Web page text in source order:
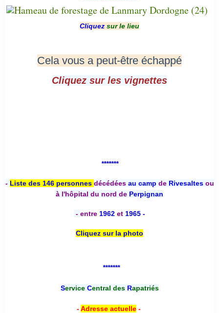
Cliquez sur le lieu
Cela vous a peut-être échappé
Cliquez sur les vignettes
*******
- Liste des 146 personnes décédées au camp deRivesaltesou
à l'hôpital du nord de Perpignan
- entre 1962 et 1965 -
Cliquez sur la photo
*******
Service Central desRapatriés
-Adresse actuelle-